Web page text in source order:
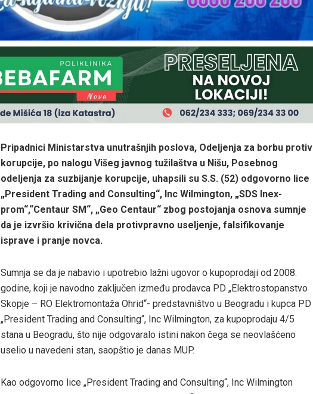
Pripadnici Ministarstva unutrašnjih poslova, Odeljenja za borbu protiv
korupcije, po nalogu Višeg javnog tužilaštva u Nišu, Posebnog
odeljenja za suzbijanje korupcije, uhapsili su S.S. (52) odgovorno lice
„President Trading and Consulting“, Inc Wilmington, „SDS Inex-
prom“,“Centaur SM“, „Geo Centaur“ zbog postojanja osnova sumnje
da je izvršio krivična dela protivpravno useljenje, falsifikovanje
isprave i pranje novca.
Sumnja se da je nabavio i upotrebio lažni ugovor o kupoprodaji od 2008.
godine, koji je navodno zaključen između prodavca PD „Elektrostopanstvo
Skopje – RO Elektromontaža Ohrid“- predstavništvo u Beogradu i kupca PD
„President Trading and Consulting“, Inc Wilmington, za kupoprodaju 4/5
stana u Beogradu, što nije odgovaralo istini nakon čega se neovlašćeno
uselio u navedeni stan, saopštio je danas MUP.
Kao odgovorno lice „President Trading and Consulting“, Inc Wilmington